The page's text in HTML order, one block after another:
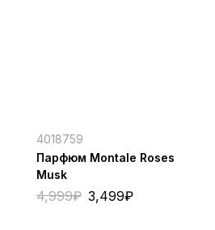
4018759
Парфюм Montale Roses
Musk
4,999₽ 3,499₽